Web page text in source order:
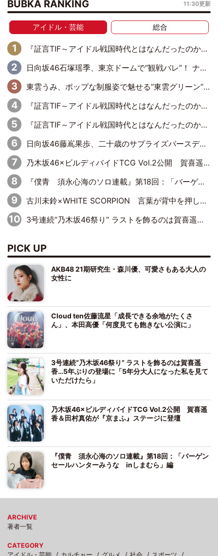
BUBKA RANKING 11:30更新
アイドル・芸能 総合
『証言TIF～アイドル戦国時代とはなんだったのか～』第6回：でんぱ組.inc・古川未鈴×相沢梨紗「『ハロプロやりたかったな』って言ったら、夢眠ねむさんに『てめえはでんぱ組．incなんだよ！』って肩パンされて(笑)」
日向坂46石塚瑶季、東京ドームで“観戦バレ”！ ナイツ・塙も認めた「巨人に詳しすぎるアイドル」は元VENUSスクール生で杉内コーチ推し⁉
東雲うみ、ポップな制服姿で魅せる“東雲グリーン”の正体
『証言TIF～アイドル戦国時代とはなんだったのか～』第8回：Negicco・Nao☆×Megu×Kaede「東京からオファーが来たのと、梨の皮剥きとどっちが大事なんだって」
『証言TIF～アイドル戦国時代とはなんだったのか～』第10回：さくら学院・武藤彩未×飯田らうら「正直、中3で辞めるというのを信じてなくて。そう言われてはいたけど、嘘でしょって」
日向坂46藤嶌果歩、二十歳のサプライズバースデーに大喜び「頼られる先輩になれるように努力していきたい」
乃木坂46×ビルディバイドTCG Vol.2公開 賀喜遥香＆田村真佑が『京まふ』ステージに登壇
『僕青 須永心海のソロ連載』第18回：「バーゲンセールハンターみうな inしまむら」編
古川未鈴×WHITE SCORPION 言葉が背中を押した“それぞれの決意”
3号連続“乃木坂46祭り” ラストを飾るのは賀喜遥香…5年ぶりの登場に「5年分大人になった私を見ていただけたら」
PICK UP
AKB48 21期研究生・森川優、可愛さもある大人の
女性に
Cloud ten佐藤流星「成長できる余地がたくさ
ん」、本田高優「何度見ても飽きない公演に」
3号連続“乃木坂46祭り” ラストを飾るのは賀喜遥
香…5年ぶりの登場に「5年分大人になった私を見て
いただけたら」
乃木坂46×ビルディバイドTCG Vol.2公開 賀喜遥
香＆田村真佑が『京まふ』ステージに登壇
『僕青 須永心海のソロ連載』第18回：「バーゲン
セールハンターみうな inしまむら」編
ARCHIVE
著者一覧
CATEGORY